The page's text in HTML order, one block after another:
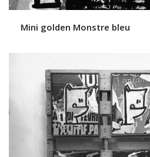
Mini golden Monstre bleu